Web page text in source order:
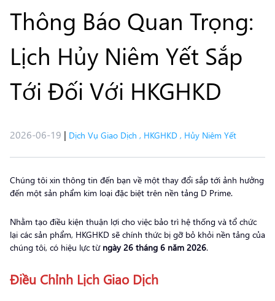
Thông Báo Quan Trọng:
Lịch Hủy Niêm Yết Sắp
Tới Đối Với HKGHKD
2026-06-19 | Dịch Vụ Giao Dịch , HKGHKD , Hủy Niêm Yết
Chúng tôi xin thông tin đến bạn về một thay đổi sắp tới ảnh hưởng
đến một sản phẩm kim loại đặc biệt trên nền tảng D Prime.
Nhằm tạo điều kiện thuận lợi cho việc bảo trì hệ thống và tổ chức
lại các sản phẩm, HKGHKD sẽ chính thức bị gỡ bỏ khỏi nền tảng của
chúng tôi, có hiệu lực từ ngày 26 tháng 6 năm 2026.
Điều Chỉnh Lịch Giao Dịch